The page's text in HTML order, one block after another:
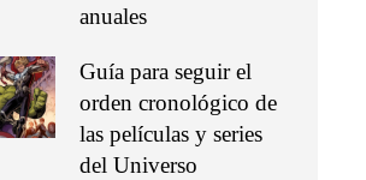
anuales
Guía para seguir el
orden cronológico de
las películas y series
del Universo